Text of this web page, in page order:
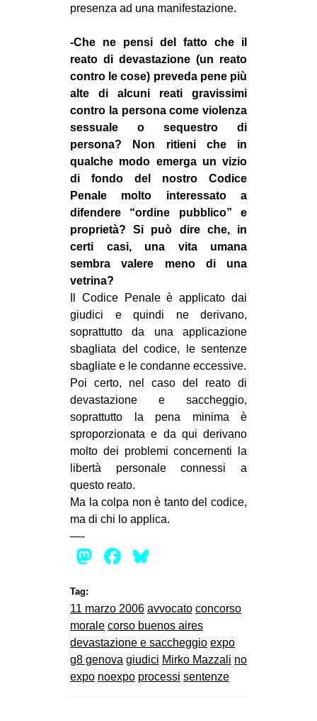
presenza ad una manifestazione.
-Che ne pensi del fatto che il
reato di devastazione (un reato
contro le cose) preveda pene più
alte di alcuni reati gravissimi
contro la persona come violenza
sessuale o sequestro di
persona? Non ritieni che in
qualche modo emerga un vizio
di fondo del nostro Codice
Penale molto interessato a
difendere “ordine pubblico” e
proprietà? Si può dire che, in
certi casi, una vita umana
sembra valere meno di una
vetrina?
Il Codice Penale è applicato dai
giudici e quindi ne derivano,
soprattutto da una applicazione
sbagliata del codice, le sentenze
sbagliate e le condanne eccessive.
Poi certo, nel caso del reato di
devastazione e saccheggio,
soprattutto la pena minima è
sproporzionata e da qui derivano
molto dei problemi concernenti la
libertà personale connessi a
questo reato.
Ma la colpa non è tanto del codice,
ma di chi lo applica.
—-
Mastodon
Facebook
Tag:
11 marzo 2006 avvocato concorso
morale corso buenos aires
devastazione e saccheggio expo
g8 genova giudici Mirko Mazzali no
expo noexpo processi sentenze